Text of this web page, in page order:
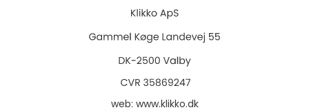
web: www.klikko.dk